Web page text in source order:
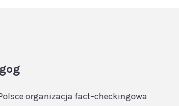
organizacja fact-checkingowa